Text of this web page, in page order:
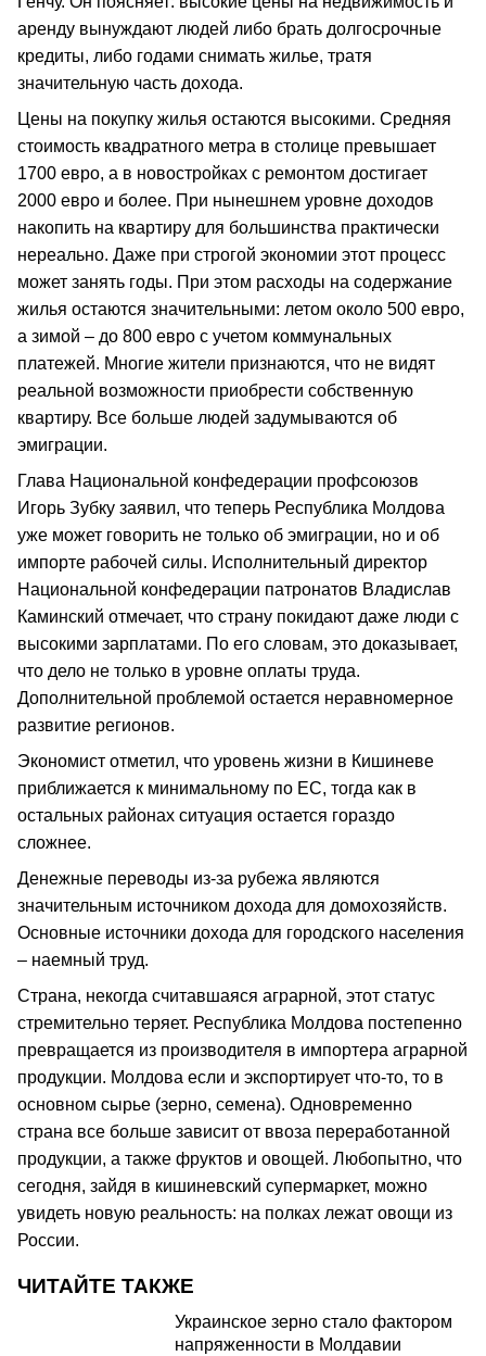
аренду вынуждают людей либо брать долгосрочные
кредиты, либо годами снимать жилье, тратя
значительную часть дохода.
Цены на покупку жилья остаются высокими. Средняя
стоимость квадратного метра в столице превышает
1700 евро, а в новостройках с ремонтом достигает
2000 евро и более. При нынешнем уровне доходов
накопить на квартиру для большинства практически
нереально. Даже при строгой экономии этот процесс
может занять годы. При этом расходы на содержание
жилья остаются значительными: летом около 500 евро,
а зимой – до 800 евро с учетом коммунальных
платежей. Многие жители признаются, что не видят
реальной возможности приобрести собственную
квартиру. Все больше людей задумываются об
эмиграции.
Глава Национальной конфедерации профсоюзов
Игорь Зубку заявил, что теперь Республика Молдова
уже может говорить не только об эмиграции, но и об
импорте рабочей силы. Исполнительный директор
Национальной конфедерации патронатов Владислав
Каминский отмечает, что страну покидают даже люди с
высокими зарплатами. По его словам, это доказывает,
что дело не только в уровне оплаты труда.
Дополнительной проблемой остается неравномерное
развитие регионов.
Экономист отметил, что уровень жизни в Кишиневе
приближается к минимальному по ЕС, тогда как в
остальных районах ситуация остается гораздо
сложнее.
Денежные переводы из-за рубежа являются
значительным источником дохода для домохозяйств.
Основные источники дохода для городского населения
– наемный труд.
Страна, некогда считавшаяся аграрной, этот статус
стремительно теряет. Республика Молдова постепенно
превращается из производителя в импортера аграрной
продукции. Молдова если и экспортирует что-то, то в
основном сырье (зерно, семена). Одновременно
страна все больше зависит от ввоза переработанной
продукции, а также фруктов и овощей. Любопытно, что
сегодня, зайдя в кишиневский супермаркет, можно
увидеть новую реальность: на полках лежат овощи из
России.
ЧИТАЙТЕ ТАКЖЕ
Украинское зерно стало фактором
напряженности в Молдавии